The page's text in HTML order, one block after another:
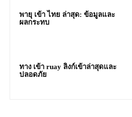
พายุ เข้า ไทย ล่าสุด: ข้อมูลและ
ผลกระทบ
ทาง เข้า ruay ลิงก์เข้าล่าสุดและ
ปลอดภัย